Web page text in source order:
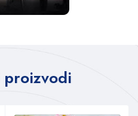
proizvodi